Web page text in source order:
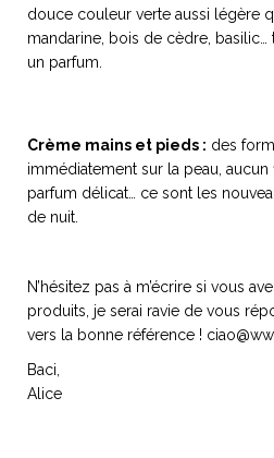
du
Notre palette
Virtuosa
douce couleur verte aussi légère
mandarine, bois de cèdre, basilic…
un parfum.
Crème mains et pieds : des
immédiatement sur la peau,
parfum délicat… ce sont les
de nuit.
N’hésitez pas à m’écrire si vous
produits, je serai ravie de vous
vers la bonne référence !
Baci,
Alice